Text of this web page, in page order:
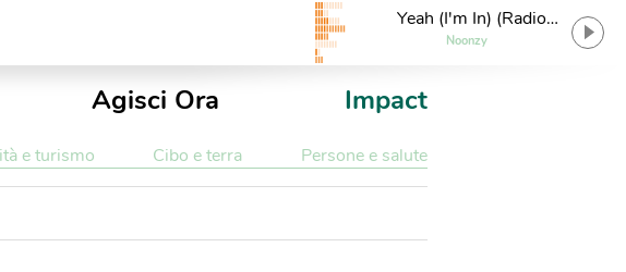
Yeah (I'm In) (Radio
Edit)
Noonzy
Agisci Ora Impact
e turismo Cibo e terra Persone e salute